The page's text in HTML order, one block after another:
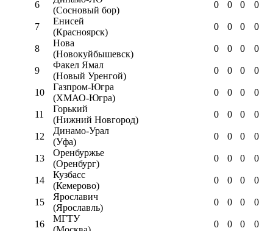
6
(Сосновый бор)
0 0 0 0
7
Енисей
(Красноярск)
0 0 0 0
8
Нова
(Новокуйбышевск)
0 0 0 0
9
Факел Ямал
(Новый Уренгой)
0 0 0 0
10
Газпром-Югра
(ХМАО-Югра)
0 0 0 0
11
Горький
(Нижний Новгород)
0 0 0 0
12
Динамо-Урал
(Уфа)
0 0 0 0
13
Оренбуржье
(Оренбург)
0 0 0 0
14
Кузбасс
(Кемерово)
0 0 0 0
15
Ярославич
(Ярославль)
0 0 0 0
16
МГТУ
0 0 0
0